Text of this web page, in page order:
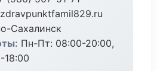
Сахалинск
Пн-Пт: 08:00-20:00,
18:00